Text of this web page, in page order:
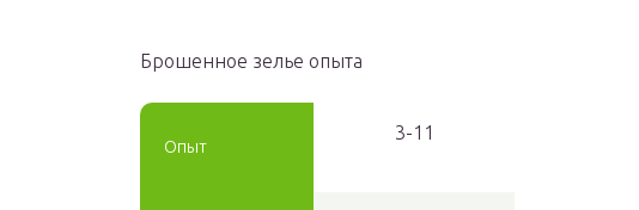
Брошенное зелье опыта
Опыт
3-11